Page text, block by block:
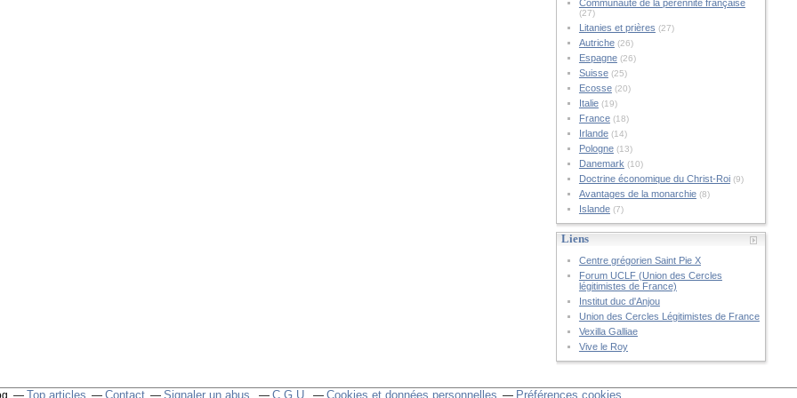
Communauté de la pérennité française
(27)
Litanies et prières (27)
Autriche(26)
Espagne(26)
Suisse(25)
Ecosse(20)
Italie(19)
France(18)
Irlande(14)
Pologne(13)
Danemark (10)
Doctrine économique du Christ-Roi(9)
Avantages de la monarchie(8)
Islande(7)
Liens
Centre grégorien Saint Pie X
Forum UCLF (Union des Cercles
légitimistes de France)
Institut duc d'Anjou
Union des Cercles Légitimistes de France
Vexilla Galliae
Vive le Roy
Top articles Contact Signaler un abus C.G.U. Cookies et données personnelles Préférences cookies